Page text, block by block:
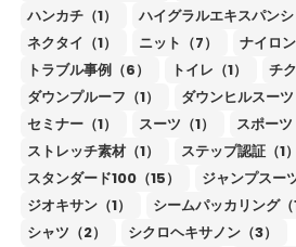
ハンカチ（1）
ハイグラルエキスパンシ
ネクタイ（1）
ニット（7） ナイロン
トラブル事例（6）
トイレ（1）
チ
ダウンプルーフ（1）
ダウンヒルスーツ
セミナー（1）
スーツ（1）
スポーツ
ストレッチ素材（1）
ステップ認証（1）
スタンダード100（15）
ジャンプスー
ジオキサン（1）
シームパッカリング（1
シャツ（2）
シクロヘキサノン（3）